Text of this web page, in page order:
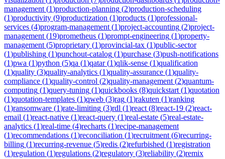
management (1)production-planning (2)production-scheduling
(1)productivity (9)productization (1)products (1)professional-
services (4)program-management (1)project-accounting (2)project-
management (19)prometheus (1)prompt-engineering (1)property-
management (5)proprietary (1)provincial-tax (1)public-sector
(1)publishing (1)punchout-catalog (1)purchase (3)push-notifications
(1)pwa (1)python (5)qa (1)qatar(1)qlik-sense (1)qualification
(1)quality (3)quality-analytics (1)quality-assurance (1)quality-
compliance (1)quality-control (2)quality-management (2)quantum-
computing (1)query-tuning (1)quickbooks (8)quickstart (1)quotation
(1)quotation-templates (1)qweb (3)rag (1)rakuten (1)ranking
(1)ransomware (1)rate-limiting (3)rdl (1)react (8)react-19 (2)react-
email (1)react-native (1)react-query (1)real-estate (5)real-estate-
analytics (1)real-time (4)recharts (1)recipe-management
(1)recommendations (1)reconciliation (1)recruitment (6)recurring-
billing (1)recurring-revenue (5)redis (2)refurbished (1)registration
(1)regulation (1)regulations (2)regulatory (3)reliability (2)remix